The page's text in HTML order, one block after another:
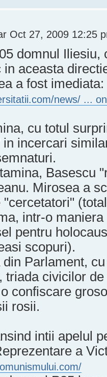
Oct 27, 2009 12:25
domnul Iliesiu,
aceasta
a fost imediata:
news/ ...
cu totul
incercari
Basescu
Mirosea a
intr-o
pentru
scopuri).
Parlament,
triada civicilor
confiscare
rosii.
intii apelul
a